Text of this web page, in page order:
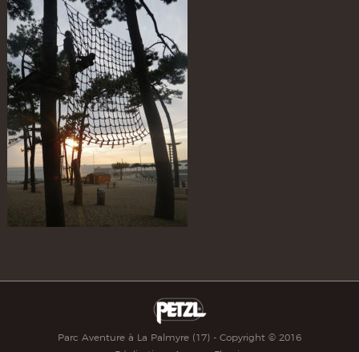
Parc Aventure à La Palmyre (17) - Copyright © 2016